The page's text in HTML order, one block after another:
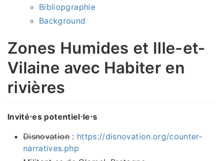
Bibliopgraphie
Background
Zones Humides et Ille-et-
Vilaine avec Habiter en
rivières
Invité⋅es potentiel⋅le⋅s
Disnovation: https://disnovation.org/counter-
narratives.php